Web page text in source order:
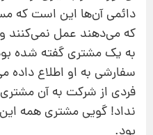
دائمی آن‌ها این است که
که می‌دهند عمل نمی‌کنند و
به یک مشتری گفته‌ شده
سفارشی به او اطلاع
فردی از شرکت به آن مشتری
نداد! گویی مشتری همه‌